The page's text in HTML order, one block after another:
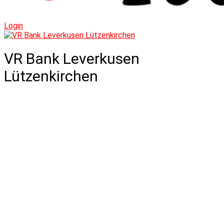
Login
VR Bank Leverkusen
Lützenkirchen